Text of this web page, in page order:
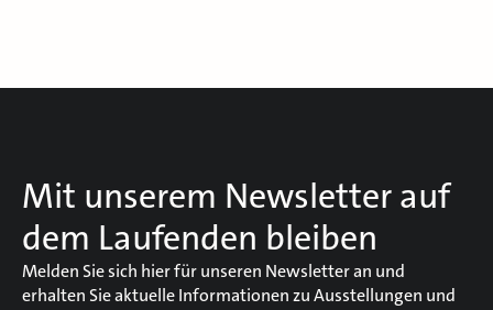
Mit unserem Newsletter auf
dem Laufenden bleiben
Melden Sie sich hier für unseren Newsletter an und
erhalten Sie aktuelle Informationen zu Ausstellungen und